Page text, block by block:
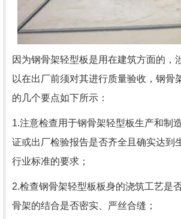
因为钢骨架轻型板是用在建筑方面的，
以在出厂前须对其进行质量验收，钢骨
的几个要点如下所示：
1.注意检查用于钢骨架轻型板生产和制
证或出厂检验报告是否齐全且确实达到
行业标准的要求；
2.检查钢骨架轻型板板身的浇筑工艺是
骨架的结合是否密实、严丝合缝；